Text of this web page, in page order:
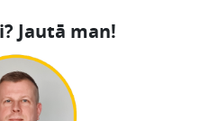
Jautā man!